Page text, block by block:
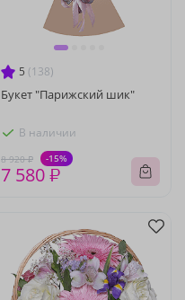
5 (138)
Букет "Парижский шик"
В наличии
8 920 ₽ -15%
7 580 ₽